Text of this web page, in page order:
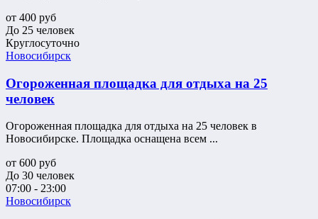
от 400 руб
До 25 человек
Круглосуточно
Новосибирск
Огороженная площадка для отдыха на 25
человек
Огороженная площадка для отдыха на 25 человек в
Новосибирске. Площадка оснащена всем ...
от 600 руб
До 30 человек
07:00 - 23:00
Новосибирск